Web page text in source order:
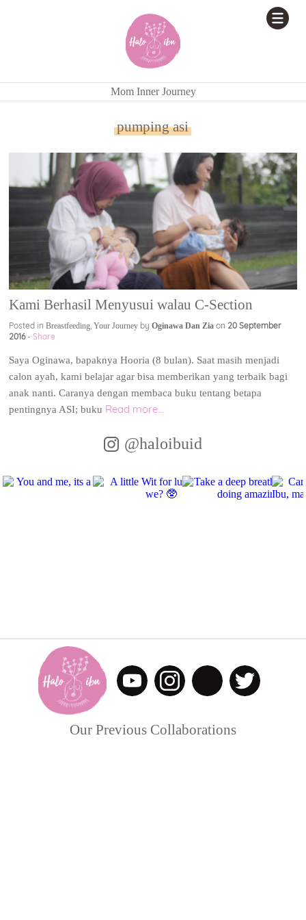
Mom Inner Journey
pumping asi
Kami Berhasil Menyusui walau C-Section
Posted inBreastfeeding,Your Journey byOginawa Dan Zia on 20 September
2016-Share
Saya Oginawa, bapaknya Hooria (8 bulan). Saat masih menjadi
calon ayah, kami belajar agar bisa memberikan yang terbaik bagi
anak nanti. Caranya dengan membaca buku tentang betapa
pentingnya ASI; buku Read more...
@haloibuid
Our Previous Collaborations